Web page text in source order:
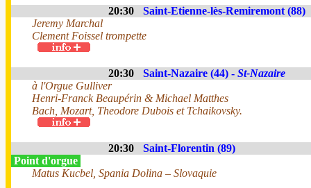
20:30
Saint-Etienne-lès-Remiremont (88)
Jeremy Marchal
Clement Foissel trompette
20:30 Saint-Nazaire (44) - St-Nazaire
à l'Orgue Gulliver
Henri-Franck Beaupérin & Michael Matthes
Bach, Mozart, Theodore Dubois et Tchaikovsky.
20:30
Saint-Florentin (89)
Point d'orgue
Matus Kucbel, Spania Dolina – Slovaquie